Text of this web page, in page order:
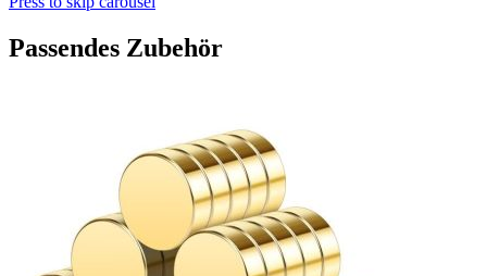
Passendes Zubehör